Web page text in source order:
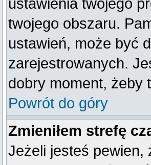
ustawienia twojego
twojego obszaru.
ustawień, może być
zarejestrowanych.
dobry moment, żeby
Powrót do góry
Zmieniłem strefę
Jeżeli jesteś pewien,